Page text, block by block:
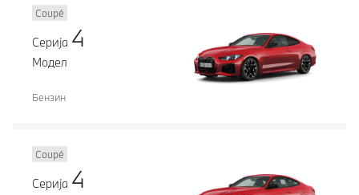
Coupé
Серија 4
Модел
Бензин
Coupé
Серија 4